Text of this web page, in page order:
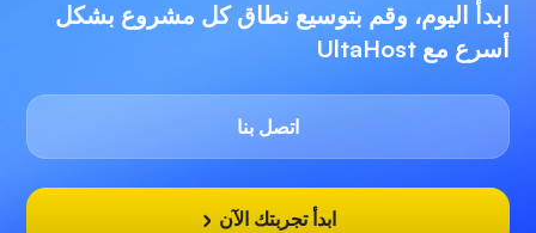
ابدأ اليوم، وقم بتوسيع نطاق كل مشروع بشكل
أسرع مع UltaHost
اتصل بنا
ابدأ تجربتك الآن